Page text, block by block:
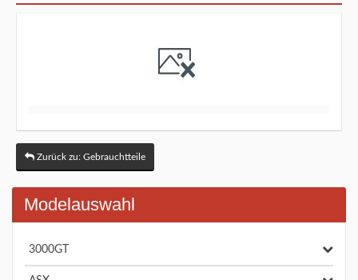
Zurück zu: Gebrauchtteile
Modelauswahl
3000GT